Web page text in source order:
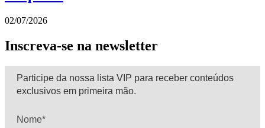
02/07/2026
Inscreva-se na newsletter
Participe da nossa lista VIP para receber conteúdos
exclusivos em primeira mão.
Nome*